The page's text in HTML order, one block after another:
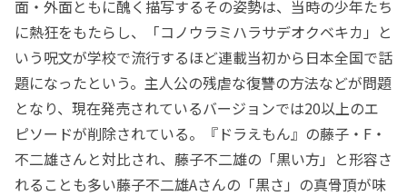
面・外面ともに醜く描写するその姿勢は、当時の少年たち
に熱狂をもたらし、「コノウラミハラサデオクベキカ」と
いう呪文が学校で流行するほど連載当初から日本全国で話
題になったという。主人公の残虐な復讐の方法などが問題
となり、現在発売されているバージョンでは20以上のエ
ピソードが削除されている。『ドラえもん』の藤子・F・
不二雄さんと対比され、藤子不二雄の「黒い方」と形容さ
れることも多い藤子不二雄Aさんの「黒さ」の真骨頂が味